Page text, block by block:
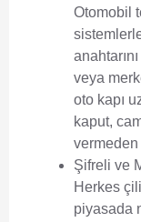
Otomobil
veya
oto kapı
kaput,
vermeden
Şifreli ve
Herkes
piyasada